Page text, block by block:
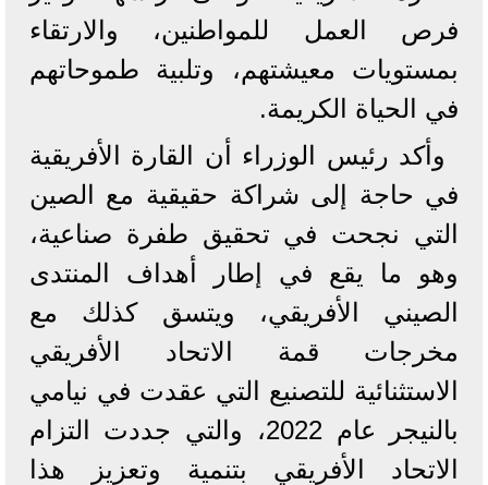
فرص العمل للمواطنين، والارتقاء
بمستويات معيشتهم، وتلبية طموحاتهم
في الحياة الكريمة.
وأكد رئيس الوزراء أن القارة الأفريقية
في حاجة إلى شراكة حقيقية مع الصين
التي نجحت في تحقيق طفرة صناعية،
وهو ما يقع في إطار أهداف المنتدى
الصيني الأفريقي، ويتسق كذلك مع
مخرجات قمة الاتحاد الأفريقي
الاستثنائية للتصنيع التي عقدت في نيامي
بالنيجر عام 2022، والتي جددت التزام
الاتحاد الأفريقي بتنمية وتعزيز هذا